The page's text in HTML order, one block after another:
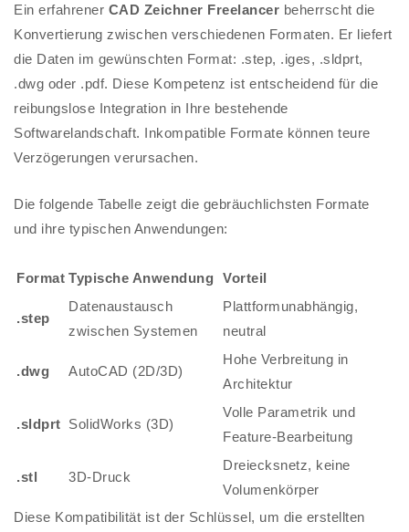
Ein erfahrener CAD Zeichner Freelancer beherrscht die
Konvertierung zwischen verschiedenen Formaten. Er liefert
die Daten im gewünschten Format: .step, .iges, .sldprt,
.dwg oder .pdf. Diese Kompetenz ist entscheidend für die
reibungslose Integration in Ihre bestehende
Softwarelandschaft. Inkompatible Formate können teure
Verzögerungen verursachen.
Die folgende Tabelle zeigt die gebräuchlichsten Formate
und ihre typischen Anwendungen:
Format Typische Anwendung Vorteil
.step
Datenaustausch
zwischen Systemen
Plattformunabhängig,
neutral
.dwg AutoCAD (2D/3D)
Hohe Verbreitung in
Architektur
.sldprt SolidWorks (3D)
Volle Parametrik und
Feature-Bearbeitung
.stl 3D-Druck
Dreiecksnetz, keine
Volumenkörper
Diese Kompatibilität ist der Schlüssel, um die erstellten